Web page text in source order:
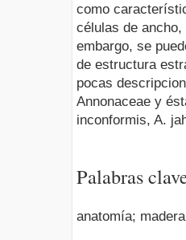
como
células de
embargo, se
de estructura
pocas
Annonaceae y
inconformis, A.
Palabras
anatomía;